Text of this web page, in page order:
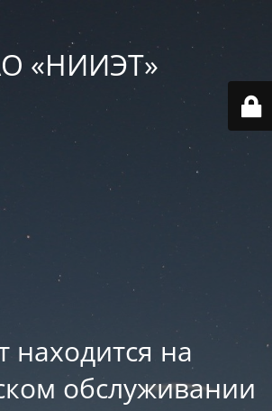
«НИИЭТ»
находится на
обслуживании